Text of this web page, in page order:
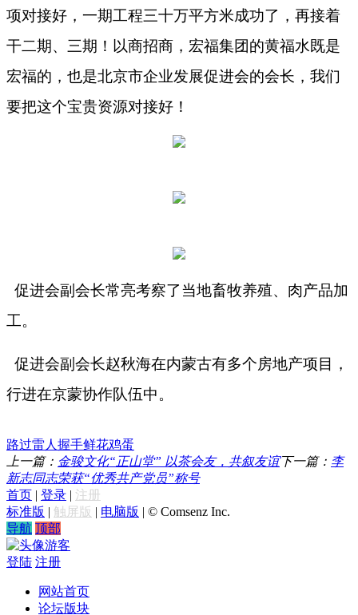
项对接好，一期工程三十万平方米成功了，再接着
干二期、三期！以商招商，宏福集团的黄福水既是
宏福的，也是北京市企业发展促进会的会长，我们
要把这个宝贵资源对接好！
促进会副会长常亮考察了当地畜牧养殖、肉产品加
工。
促进会副会长赵秋海在内蒙古有多个房地产项目，
行进在京蒙协作队伍中。
路过雷人 握手鲜花鸡蛋
上一篇： 金骏文化“正山堂” 以茶会友，共叙友谊下一篇： 李
新志同志荣获“优秀共产党员”称号
首页 | 登录 | 注册
标准版 | 触屏版 | 电脑版 | © Comsenz Inc.
导航 顶部
游客
登陆 注册
网站首页
论坛版块